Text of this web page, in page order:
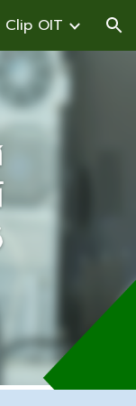
Clip OIT